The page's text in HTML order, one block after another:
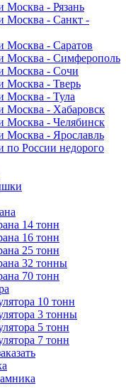
Москва - Рязань
Москва - Санкт -
Москва - Саратов
Москва - Симферополь
Москва - Сочи
Москва - Тверь
Москва - Тула
Москва - Хабаровск
Москва - Челябинск
Москва - Ярославль
по России недорого
14 тонн
16 тонн
25 тонн
32 тонны
70 тонн
10 тонн
3 тонны
5 тонн
7 тонн